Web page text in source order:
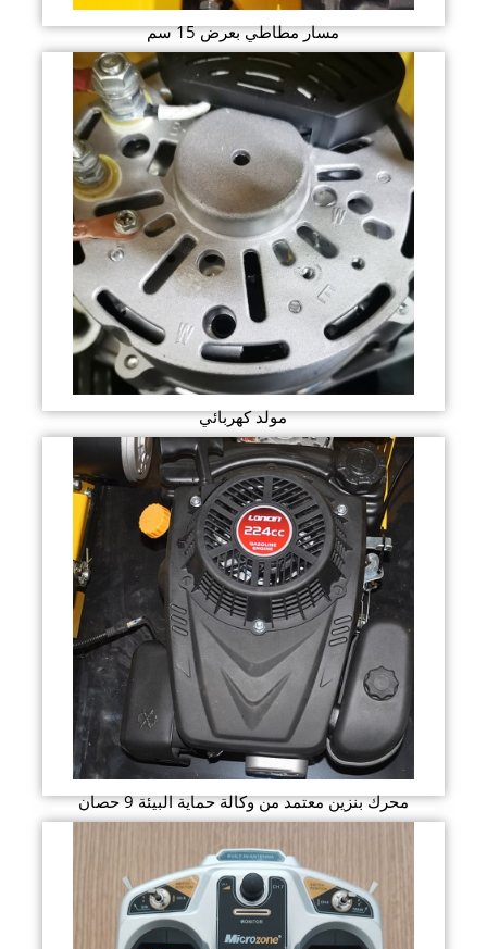
مسار مطاطي بعرض 15 سم
مولد كهربائي
محرك بنزين معتمد من وكالة حماية البيئة 9 حصان